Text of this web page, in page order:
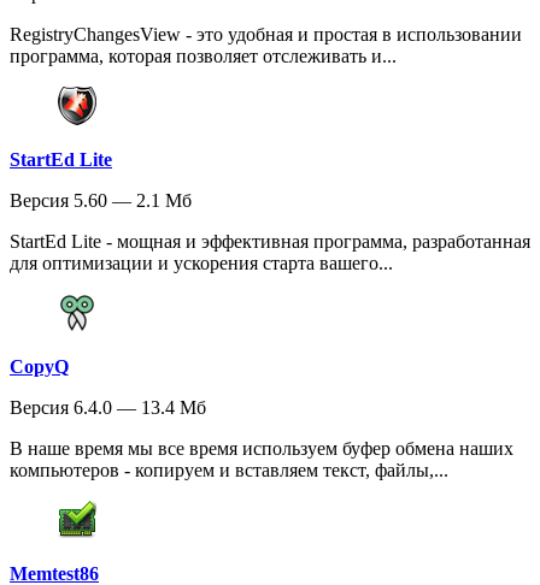
RegistryChangesView - это удобная и простая в использовании
программа, которая позволяет отслеживать и...
StartEd Lite
Версия 5.60 — 2.1 Мб
StartEd Lite - мощная и эффективная программа, разработанная
для оптимизации и ускорения старта вашего...
CopyQ
Версия 6.4.0 — 13.4 Мб
В наше время мы все время используем буфер обмена наших
компьютеров - копируем и вставляем текст, файлы,...
Memtest86